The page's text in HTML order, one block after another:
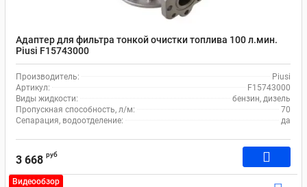
Адаптер для фильтра тонкой очистки топлива 100 л.мин.
Piusi F15743000
Производитель:
Piusi
Артикул:
F15743000
Виды жидкости:
бензин, дизель
Пропускная способность, л/м:
70
Сепарация, водоотделение:
да
3 668 руб
Видеообзор